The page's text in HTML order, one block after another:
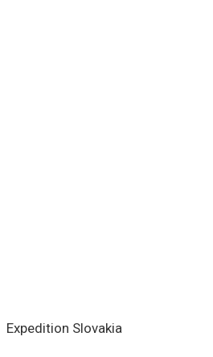
Expedition Slovakia